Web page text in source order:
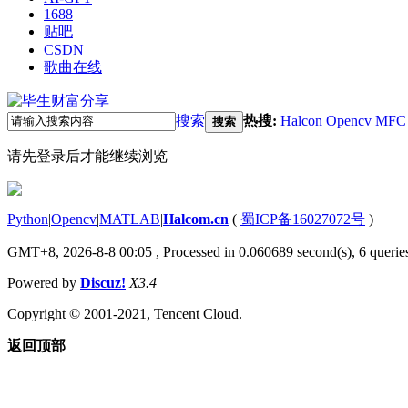
1688
贴吧
CSDN
歌曲在线
搜索 搜索 热搜: Halcon Opencv MFC
请先登录后才能继续浏览
Python|Opencv|MATLAB|Halcom.cn ( 蜀ICP备16027072号 )
GMT+8, 2026-8-8 00:05 , Processed in 0.060689 second(s), 6
Powered by Discuz! X3.4
Copyright © 2001-2021, Tencent Cloud.
返回顶部